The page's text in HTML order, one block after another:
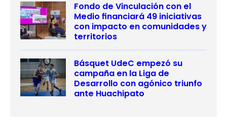
Fondo de Vinculación con el
Medio financiará 49 iniciativas
con impacto en comunidades y
territorios
Básquet UdeC empezó su
campaña en la Liga de
Desarrollo con agónico triunfo
ante Huachipato